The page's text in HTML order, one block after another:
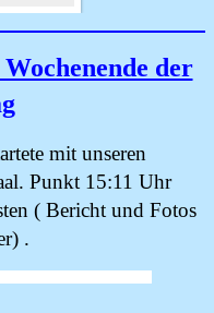
der
mit unseren
Punkt 15:11 Uhr
( Bericht und Fotos
.